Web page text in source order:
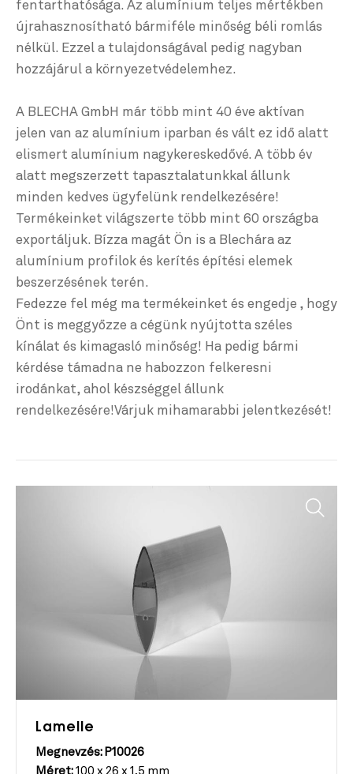
fentarthatósága. Az alumínium teljes mértékben
újrahasznosítható bármiféle minőség béli romlás
nélkül. Ezzel a tulajdonságával pedig nagyban
hozzájárul a környezetvédelemhez.
A BLECHA GmbH már több mint 40 éve aktívan
jelen van az alumínium iparban és vált ez idő alatt
elismert alumínium nagykereskedővé. A több év
alatt megszerzett tapasztalatunkkal állunk
minden kedves ügyfelünk rendelkezésére!
Termékeinket világszerte több mint 60 országba
exportáljuk. Bízza magát Ön is a Blechára az
alumínium profilok és kerítés építési elemek
beszerzésének terén.
Fedezze fel még ma termékeinket és engedje , hogy
Önt is meggyőzze a cégünk nyújtotta széles
kínálat és kimagasló minőség! Ha pedig bármi
kérdése támadna ne habozzon felkeresni
irodánkat, ahol készséggel állunk
rendelkezésére!Várjuk mihamarabbi jelentkezését!
Lamelle
Megnevzés: P10026